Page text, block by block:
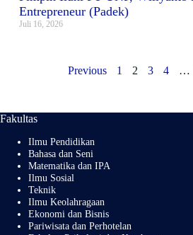
Entrepreneur (Padek)
Juli 16, 2026
Previous 1 2 3 4 …
Fakultas
Ilmu Pendidikan
Bahasa dan Seni
Matematika dan IPA
Ilmu Sosial
Teknik
Ilmu Keolahragaan
Ekonomi dan Bisnis
Pariwisata dan Perhotelan